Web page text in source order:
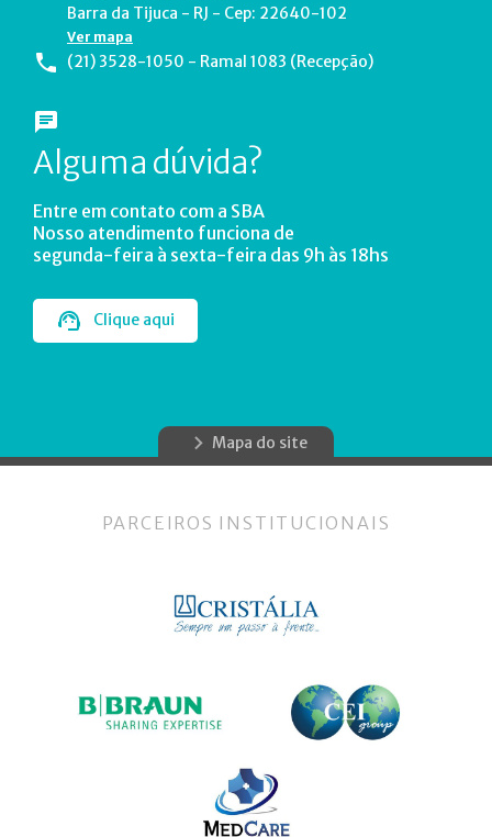
Barra da Tijuca - RJ - Cep: 22640-102
Ver mapa
(21) 3528-1050 - Ramal 1083 (Recepção)
Alguma dúvida?
Entre em contato com a SBA
Nosso atendimento funciona de
segunda-feira à sexta-feira das 9h às 18hs
Clique aqui
Mapa do site
PARCEIROS INSTITUCIONAIS